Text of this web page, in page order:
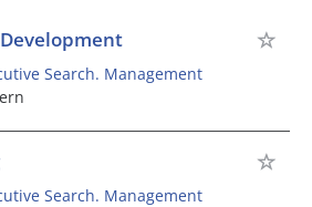
Search. Management
Search. Management